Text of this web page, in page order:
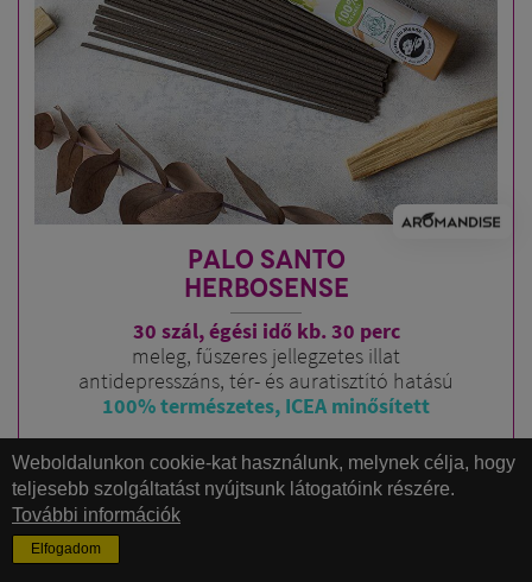
PALO SANTO
HERBOSENSE
30 szál, égési idő kb. 30 perc
meleg, fűszeres jellegzetes illat
antidepresszáns, tér- és auratisztító hatású
100% természetes, ICEA minősített
2.992FT
Weboldalunkon cookie-kat használunk, melynek célja, hogy
teljesebb szolgáltatást nyújtsunk látogatóink részére.
További információk
Elfogadom